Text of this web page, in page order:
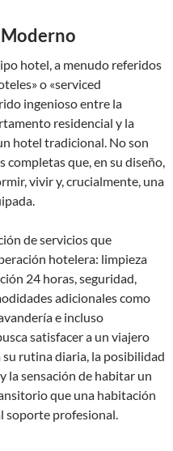
hotel, a menudo referidos
o «serviced
ingenioso entre la
residencial y la
hotel tradicional. No son
completas que, en su diseño,
vivir y, crucialmente, una
de servicios que
hotelera: limpieza
24 horas, seguridad,
adicionales como
e incluso
satisfacer a un viajero
rutina diaria, la posibilidad
la sensación de habitar un
que una habitación
soporte profesional.